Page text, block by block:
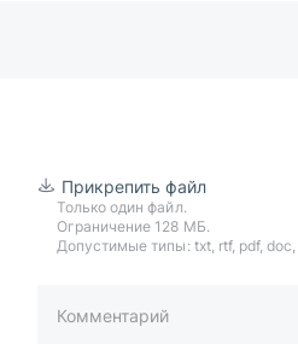
Прикрепить файл
Только один файл.
Ограничение 128 МБ.
Допустимые типы: txt, rtf, pdf,
Комментарий
пример: 89511234567 или